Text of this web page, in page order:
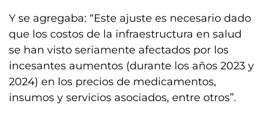
Y se agregaba: “Este ajuste es necesario dado
que los costos de la infraestructura en salud
se han visto seriamente afectados por los
incesantes aumentos (durante los años 2023 y
2024) en los precios de medicamentos,
insumos y servicios asociados, entre otros”.